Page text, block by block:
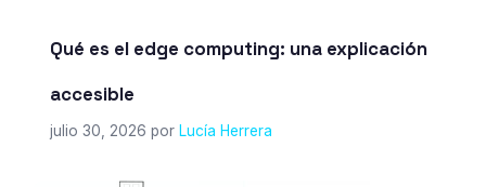
Qué es el edge computing: una explicación
accesible
julio 30, 2026 por Lucía Herrera